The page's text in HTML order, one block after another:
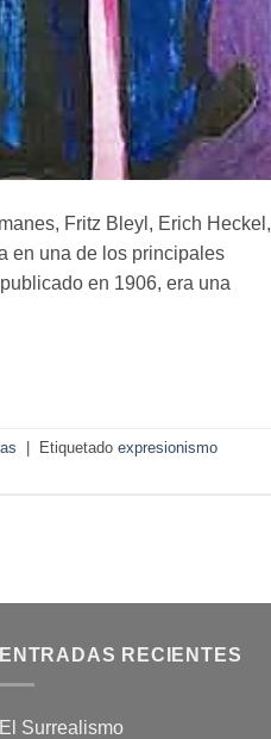
Fritz Bleyl, Erich Heckel,
en una de los principales
en 1906, era una
Etiquetado expresionismo
ENTRADAS RECIENTES
El Surrealismo